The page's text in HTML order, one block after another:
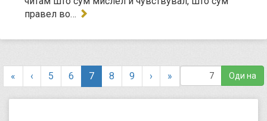
правел во…
« ‹ 5 6 7(
c
u
8 9 › »